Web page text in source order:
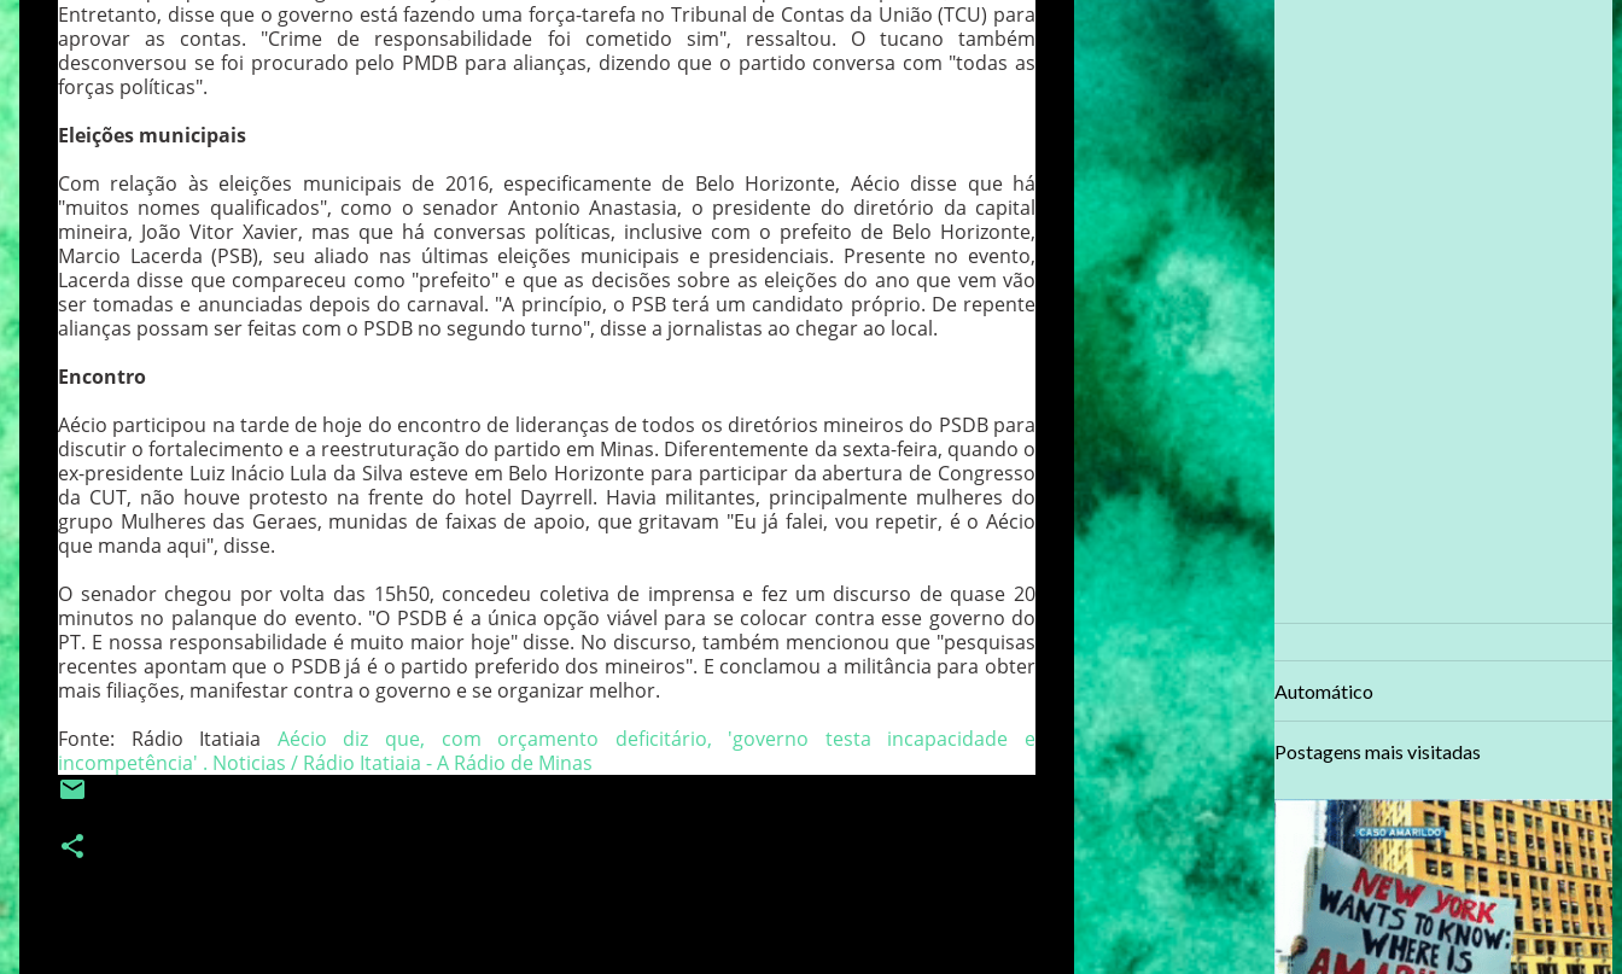
Entretanto, disse que o governo está fazendo uma força-tarefa no Tribunal de Contas da União (TCU) para
aprovar as contas. "Crime de responsabilidade foi cometido sim", ressaltou. O tucano também
desconversou se foi procurado pelo PMDB para alianças, dizendo que o partido conversa com "todas as
forças políticas".
Eleições municipais
Com relação às eleições municipais de 2016, especificamente de Belo Horizonte, Aécio disse que há
"muitos nomes qualificados", como o senador Antonio Anastasia, o presidente do diretório da capital
mineira, João Vitor Xavier, mas que há conversas políticas, inclusive com o prefeito de Belo Horizonte,
Marcio Lacerda (PSB), seu aliado nas últimas eleições municipais e presidenciais. Presente no evento,
Lacerda disse que compareceu como "prefeito" e que as decisões sobre as eleições do ano que vem vão
ser tomadas e anunciadas depois do carnaval. "A princípio, o PSB terá um candidato próprio. De repente
alianças possam ser feitas com o PSDB no segundo turno", disse a jornalistas ao chegar ao local.
Encontro
Aécio participou na tarde de hoje do encontro de lideranças de todos os diretórios mineiros do PSDB para
discutir o fortalecimento e a reestruturação do partido em Minas. Diferentemente da sexta-feira, quando o
ex-presidente Luiz Inácio Lula da Silva esteve em Belo Horizonte para participar da abertura de Congresso
da CUT, não houve protesto na frente do hotel Dayrrell. Havia militantes, principalmente mulheres do
grupo Mulheres das Geraes, munidas de faixas de apoio, que gritavam "Eu já falei, vou repetir, é o Aécio
que manda aqui", disse.
O senador chegou por volta das 15h50, concedeu coletiva de imprensa e fez um discurso de quase 20
minutos no palanque do evento. "O PSDB é a única opção viável para se colocar contra esse governo do
PT. E nossa responsabilidade é muito maior hoje" disse. No discurso, também mencionou que "pesquisas
recentes apontam que o PSDB já é o partido preferido dos mineiros". E conclamou a militância para obter
mais filiações, manifestar contra o governo e se organizar melhor.
Fonte: Rádio Itatiaia Aécio diz que, com orçamento deficitário, 'governo testa incapacidade e
incompetência' . Noticias / Rádio Itatiaia - A Rádio de Minas
Automático
Postagens mais visitadas